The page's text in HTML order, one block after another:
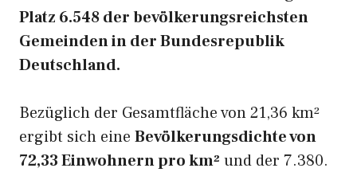
Platz 6.548 der bevölkerungsreichsten
Gemeinden in der Bundesrepublik
Deutschland.
Bezüglich der Gesamtfläche von 21,36 km²
ergibt sich eine Bevölkerungsdichte von
72,33 Einwohnern pro km² und der 7.380.